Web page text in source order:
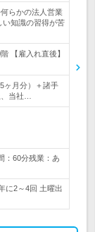
らかの法人営業
知識の習得が苦
【雇入れ直後】
ヶ月分）＋諸手
当社…
：60分残業：あ
に2～4回 土曜出